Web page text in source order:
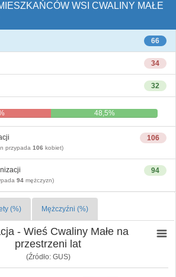
WSI CWALINY MAŁE
66
34
32
48,5%
106
przypada 106 kobiet)
94
94 mężczyzn)
(%) Mężczyźni (%)
- Wieś Cwaliny Małe na
przestrzeni lat
(Źródło: GUS)